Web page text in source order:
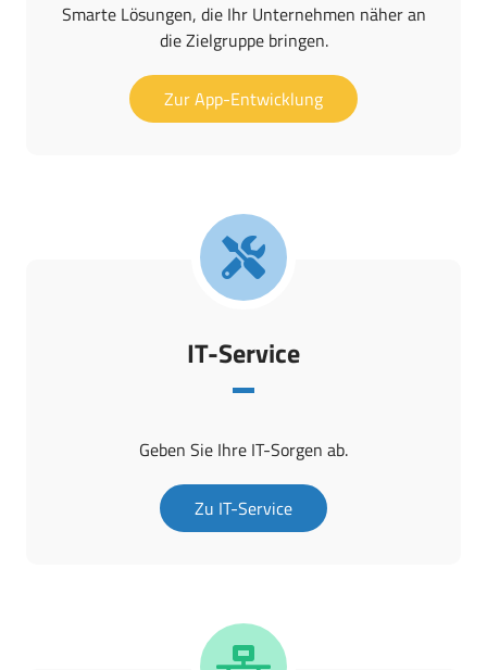
Smarte Lösungen, die Ihr Unternehmen näher an
die Zielgruppe bringen.
Zur App-Entwicklung
IT-Service
Geben Sie Ihre IT-Sorgen ab.
Zu IT-Service